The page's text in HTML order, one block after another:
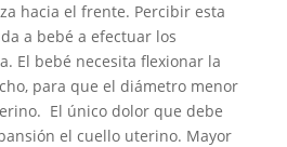
hacia el frente. Percibir esta
a bebé a efectuar los
El bebé necesita flexionar la
para que el diámetro menor
El único dolor que debe
el cuello uterino. Mayor